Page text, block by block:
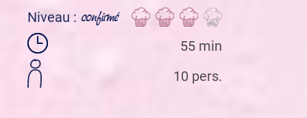
Niveau : confirmé
55 min
10 pers.